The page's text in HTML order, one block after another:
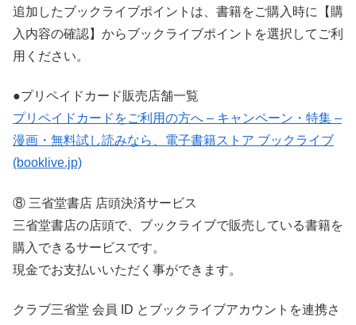
追加したブックライブポイントは、書籍をご購入時に【購
入内容の確認】からブックライブポイントを選択してご利
用ください。
●プリペイドカード販売店舗一覧
プリペイドカードをご利用の方へ – キャンペーン・特集 –
漫画・無料試し読みなら、電子書籍ストア ブックライブ
(booklive.jp)
⑧ 三省堂書店 店頭決済サービス
三省堂書店の店頭で、ブックライブで販売している書籍を
購入できるサービスです。
現金でお支払いいただく事ができます。
クラブ三省堂 会員 ID とブックライブアカウントを連携さ